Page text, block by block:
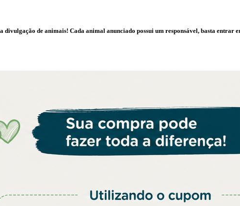
de animais! Cada animal anunciado possui um responsável, basta entrar